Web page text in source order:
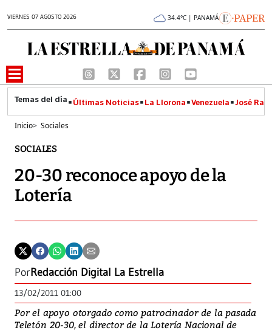
VIERNES 07 AGOSTO 2026 34.4°C | PANAMÁ
Últimas Noticias La Llorona Venezuela José
Inicio> Sociales
SOCIALES
20-30 reconoce apoyo de la
Lotería
PorRedacción Digital La Estrella
13/02/2011 01:00
Por el apoyo otorgado como patrocinador de la pasada
Teletón 20-30, el director de la Lotería Nacional de